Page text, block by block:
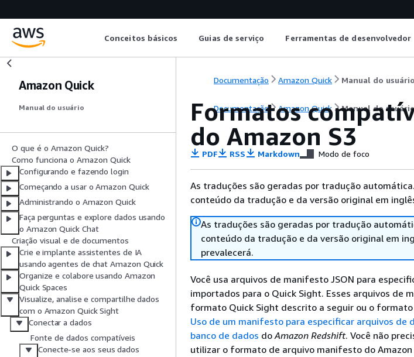
Conceitos básicos Guias de serviço Ferramentas de desenvolvedor
Amazon Quick
Manual do usuário
O que é o Amazon Quick?
Como funciona o Amazon Quick
Configurando e fazendo login
Começando a usar o Amazon Quick
Administrando o Amazon Quick
Faça perguntas e explore dados usando
o Amazon Quick Chat
Criação visual e de documentos
Crie e implante assistentes de IA
usando agentes de chat Amazon Quick
Organize e colabore usando Amazon
Quick Spaces
Visualize, analise e compartilhe dados
com o Amazon Quick Sight
Conectar a dados
Fonte de dados compatíveis
Conecte-se aos seus dados
Documentação Amazon Quick Manual do usuário
Documentação Amazon Quick Manual do
Formatos
do Amazon S3
PDF RSS Markdown Modo de foco
As traduções são geradas por tradução
conteúdo da tradução e da versão original em
As traduções são geradas por tradução
conteúdo da tradução e da versão original em
prevalecerá.
Você usa arquivos de manifesto JSON para
importados para o Quick Sight. Esses arquivos de
formato Quick Sight descrito a seguir ou o
Uso de um manifesto para especificar arquivos de
banco de dados doAmazon Redshift. Você não
utilizar o formato de arquivo manifesto do